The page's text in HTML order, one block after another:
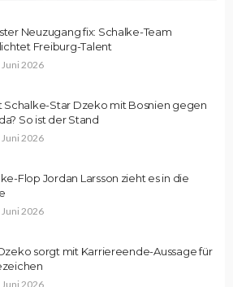
Neuzugang fix: Schalke-Team
Freiburg-Talent
Juni 2026
Schalke-Star Dzeko mit Bosnien gegen
So ist der Stand
Juni 2026
Flop Jordan Larsson zieht es in die
Juni 2026
sorgt mit Karriereende-Aussage für
Juni 2026